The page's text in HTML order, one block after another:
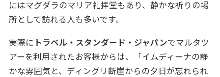
にはマグダラのマリア礼拝堂もあり、静かな祈りの場
所として訪れる人も多いです。
実際に トラベル・スタンダード・ジャパンでマルタツ
アーを利用されたお客様からは、「イムディーナの静
かな雰囲気と、ディングリ断崖からの夕日が忘れられ